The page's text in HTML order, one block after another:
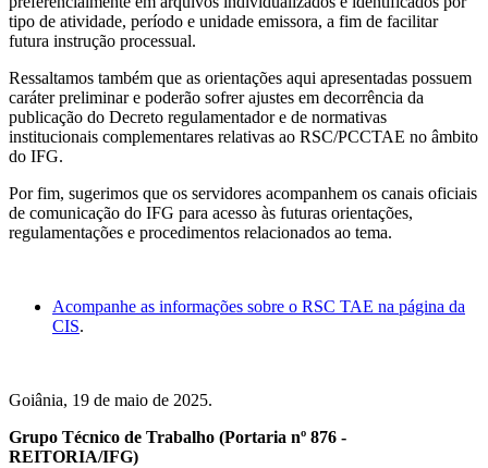
tipo de atividade, período e unidade emissora, a fim de facilitar
futura instrução processual.
Ressaltamos também que as orientações aqui apresentadas possuem
caráter preliminar e poderão sofrer ajustes em decorrência da
publicação do Decreto regulamentador e de normativas
institucionais complementares relativas ao RSC/PCCTAE no âmbito
do IFG.
Por fim, sugerimos que os servidores acompanhem os canais oficiais
de comunicação do IFG para acesso às futuras orientações,
regulamentações e procedimentos relacionados ao tema.
Acompanhe as informações sobre o RSC TAE na página da
CIS.
Goiânia, 19 de maio de 2025.
Grupo Técnico de Trabalho (Portaria nº 876 -
REITORIA/IFG)